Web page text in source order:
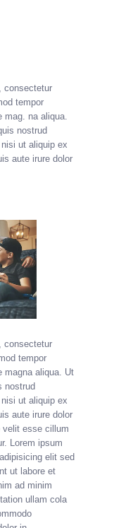
consectetur
tempor
mag. na aliqua.
nostrud
ut aliquip ex
aute irure dolor
consectetur
tempor
magna aliqua. Ut
nostrud
ut aliquip ex
aute irure dolor
velit esse cillum
Lorem ipsum
elit sed
ut labore et
ad minim
ullam cola